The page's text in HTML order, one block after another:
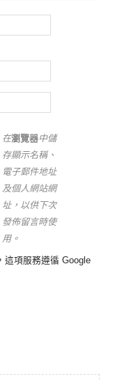
在瀏覽器中儲
存顯示名稱、
電子郵件地址
及個人網站網
址，以供下次
發佈留言時使
用。
這項服務遵循 Google